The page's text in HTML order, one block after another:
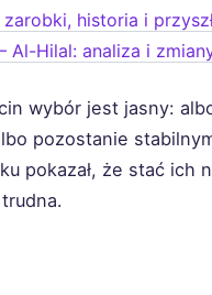
historia i
Al-Hilal: analiza i
wybór jest jasny:
pozostanie
pokazał, że stać ich